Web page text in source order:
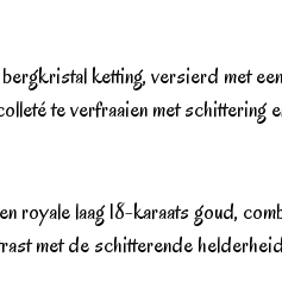
ketting, versierd met
te verfraaien met schittering
royale laag 18-karaats goud,
met de schitterende